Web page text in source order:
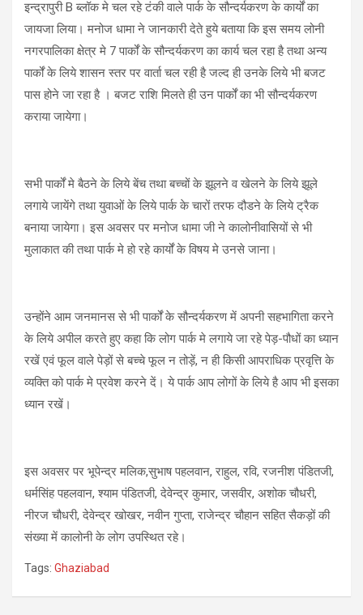
इन्द्रापुरी B ब्लॉक मे चल रहे टंकी वाले पार्क के सौन्दर्यकरण के कार्यों का
जायजा लिया। मनोज धामा ने जानकारी देते हुये बताया कि इस समय लोनी
नगरपालिका क्षेत्र मे 7 पार्कों के सौन्दर्यकरण का कार्य चल रहा है तथा अन्य
पार्कों के लिये शासन स्तर पर वार्ता चल रही है जल्द ही उनके लिये भी बजट
पास होने जा रहा है । बजट राशि मिलते ही उन पार्कों का भी सौन्दर्यकरण
कराया जायेगा।
सभी पार्कों मे बैठने के लिये बेंच तथा बच्चों के झूलने व खेलने के लिये झूले
लगाये जायेंगे तथा युवाओं के लिये पार्क के चारों तरफ दौडने के लिये ट्रैक
बनाया जायेगा। इस अवसर पर मनोज धामा जी ने कालोनीवासियों से भी
मुलाकात की तथा पार्क मे हो रहे कार्यों के विषय मे उनसे जाना।
उन्होंने आम जनमानस से भी पार्कों के सौन्दर्यकरण में अपनी सहभागिता करने
के लिये अपील करते हुए कहा कि लोग पार्क मे लगाये जा रहे पेड़-पौधों का ध्यान
रखें एवं फूल वाले पेड़ों से बच्चे फूल न तोड़ें, न ही किसी आपराधिक प्रवृत्ति के
व्यक्ति को पार्क मे प्रवेश करने दें। ये पार्क आप लोगों के लिये है आप भी इसका
ध्यान रखें।
इस अवसर पर भूपेन्द्र मलिक,सुभाष पहलवान, राहुल, रवि, रजनीश पंडितजी,
धर्मसिंह पहलवान, श्याम पंडितजी, देवेन्द्र कुमार, जसवीर, अशोक चौधरी,
नीरज चौधरी, देवेन्द्र खोखर, नवीन गुप्ता, राजेन्द्र चौहान सहित सैकड़ों की
संख्या में कालोनी के लोग उपस्थित रहे।
Tags: Ghaziabad